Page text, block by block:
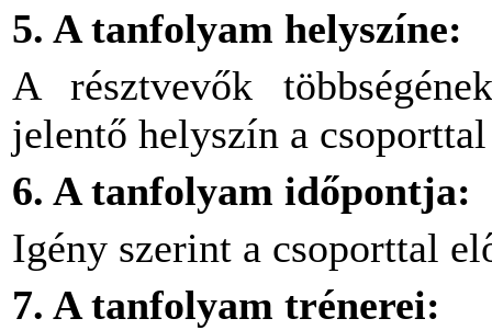
5. A tanfolyam helyszíne:
A résztvevők
jelentő helyszín a
6. A tanfolyam időpontja:
Igény szerint a csoporttal
7. A tanfolyam trénerei: